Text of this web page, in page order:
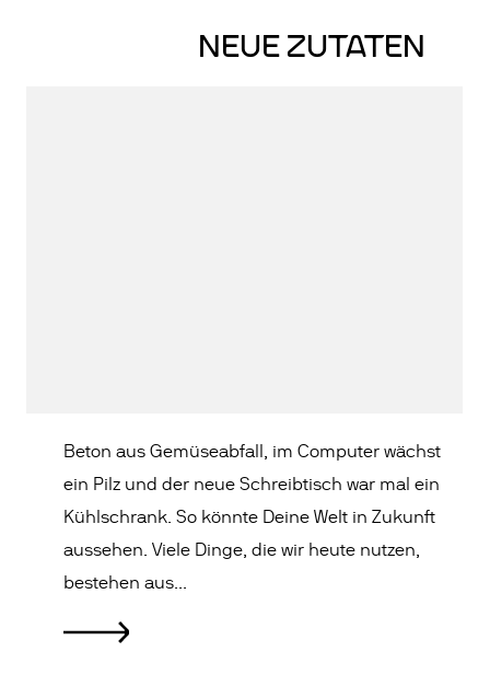
NEUE ZUTATEN
Beton aus Gemüseabfall, im Computer wächst
ein Pilz und der neue Schreibtisch war mal ein
Kühlschrank. So könnte Deine Welt in Zukunft
aussehen. Viele Dinge, die wir heute nutzen,
bestehen aus...